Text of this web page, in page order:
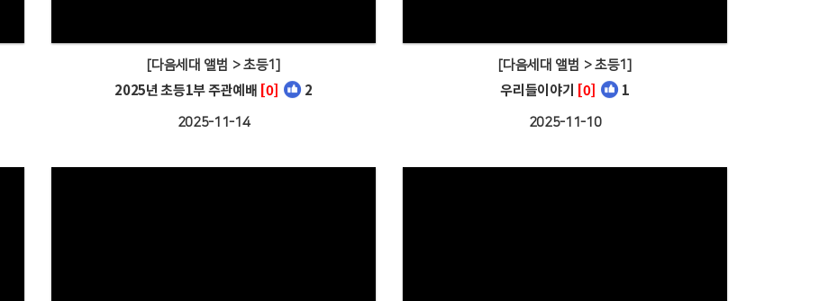
[다음세대 앨범 > 초등1]
2025년 초등1부 주관예배 [0] 2
2025-11-14
[다음세대 앨범 > 초등1]
우리들이야기 [0] 1
2025-11-10